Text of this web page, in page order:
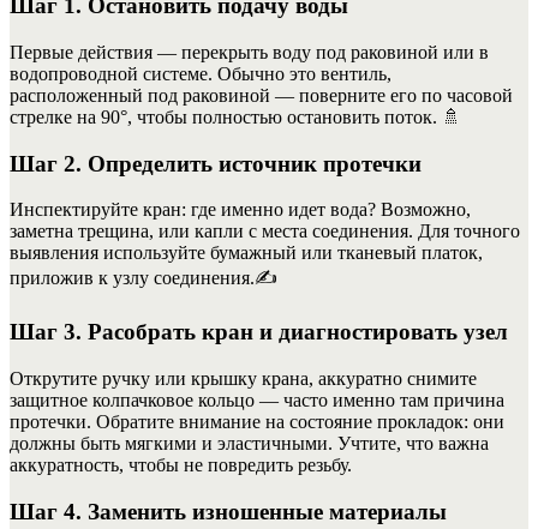
Шаг 1. Остановить подачу воды
Первые действия — перекрыть воду под раковиной или в
водопроводной системе. Обычно это вентиль,
расположенный под раковиной — поверните его по часовой
стрелке на 90°, чтобы полностью остановить поток. 🚿
Шаг 2. Определить источник протечки
Инспектируйте кран: где именно идет вода? Возможно,
заметна трещина, или капли с места соединения. Для точного
выявления используйте бумажный или тканевый платок,
приложив к узлу соединения.✍️
Шаг 3. Расобрать кран и диагностировать узел
Открутите ручку или крышку крана, аккуратно снимите
защитное колпачковое кольцо — часто именно там причина
протечки. Обратите внимание на состояние прокладок: они
должны быть мягкими и эластичными. Учтите, что важна
аккуратность, чтобы не повредить резьбу.
Шаг 4. Заменить изношенные материалы